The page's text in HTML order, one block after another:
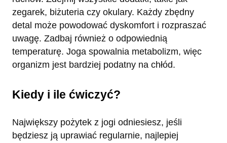
zegarek, biżuteria czy okulary. Każdy zbędny
detal może powodować dyskomfort i rozpraszać
uwagę. Zadbaj również o odpowiednią
temperaturę. Joga spowalnia metabolizm, więc
organizm jest bardziej podatny na chłód.
Kiedy i ile ćwiczyć?
Największy pożytek z jogi odniesiesz, jeśli
będziesz ją uprawiać regularnie, najlepiej